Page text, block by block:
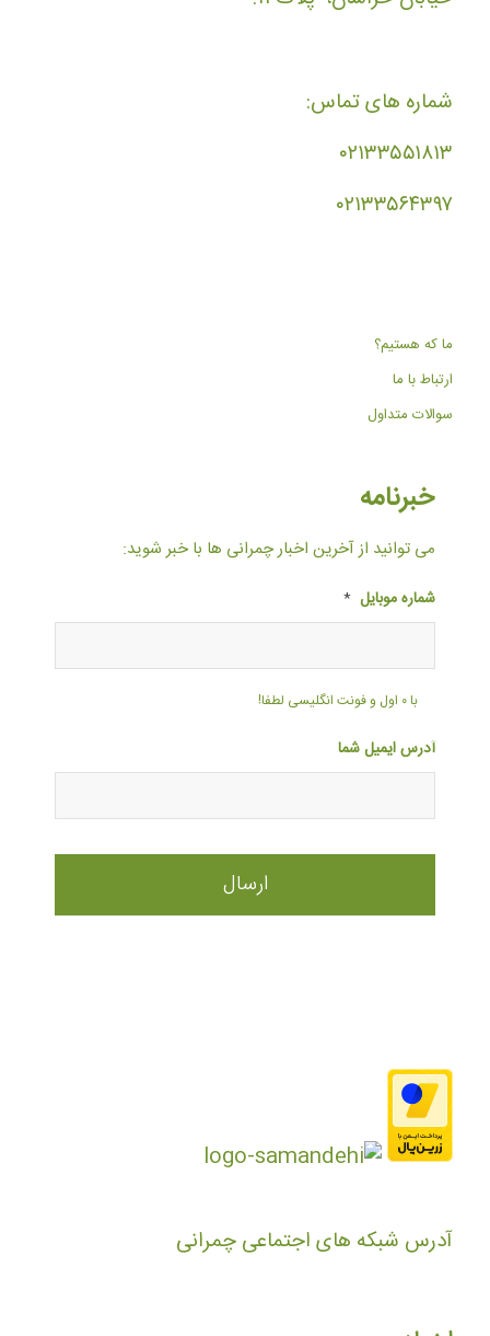
شماره های تماس:
۰۲۱۳۳۵۵۱۸۱۳
۰۲۱۳۳۵۶۴۳۹۷
ما که هستیم؟
ارتباط با ما
سوالات متداول
خبرنامه
می توانید از آخرین اخبار چمرانی ها با خبر شوید:
شماره موبایل *
با ۰ اول و فونت انگلیسی لطفا!
آدرس ایمیل شما
آدرس شبکه های اجتماعی چمرانی